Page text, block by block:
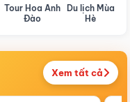
Tour Hoa Anh
Đào
Du lịch Mùa
Hè
Xem tất cả
Điểm nổi bật